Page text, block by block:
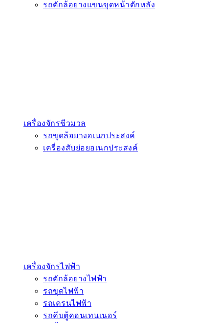
รถตักล้อยางแขนขุดหน้าตักหลัง
เครื่องจักรชีวมวล
รถขุดล้อยางอเนกประสงค์
เครื่องสับย่อยอเนกประสงค์
เครื่องจักรไฟฟ้า
รถตักล้อยางไฟฟ้า
รถขุดไฟฟ้า
รถเครนไฟฟ้า
รถคีบตู้คอนเทนเนอร์